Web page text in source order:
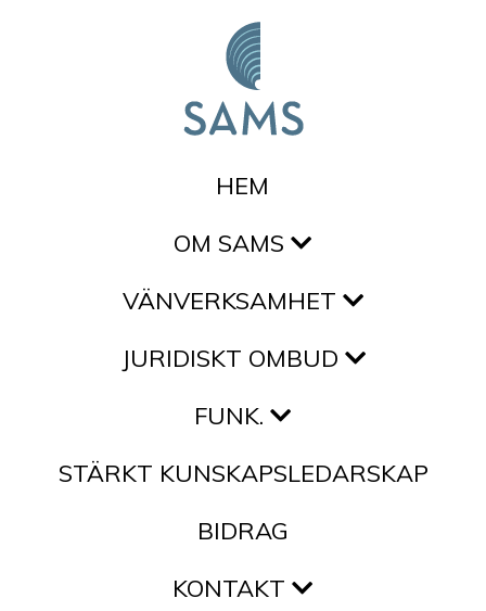
HEM
OM SAMS
VÄNVERKSAMHET
JURIDISKT OMBUD
FUNK.
STÄRKT KUNSKAPSLEDARSKAP
BIDRAG
KONTAKT